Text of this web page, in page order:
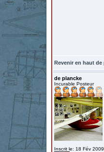
Revenir en haut de
de plancke
Incurable Posteur
Inscrit le: 18 Fév 2009